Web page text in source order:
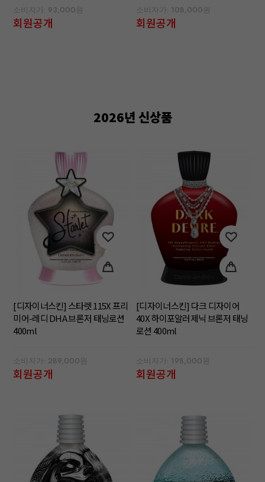
소비자가: 93,000원
회원공개
소비자가: 108,000원
회원공개
2026년 신상품
[디자이너스킨] 스타렛 115X 프리
미어-레디 DHA 브론저 태닝로션
400ml
소비자가: 289,000원
회원공개
[디자이너스킨] 다크 디자이어
40X 하이포알러제닉 브론저 태닝
로션 400ml
소비자가: 198,000원
회원공개